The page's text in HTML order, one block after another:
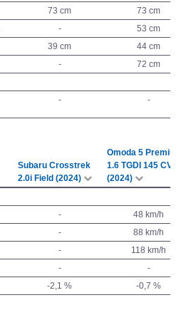
73 cm
73 cm
-
53 cm
39 cm
44 cm
-
72 cm
- -
Subaru Crosstrek
2.0i Field (2024)
Omoda 5
1.6 TGDI 145 CV
(2024)
-
48 km/h
-
88 km/h
-
118 km/h
-
-
-2,1 %
-0,7 %